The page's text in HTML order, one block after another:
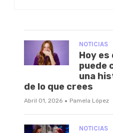
NOTICIAS
Hoy es
puede
una
de lo que crees
Abril 01, 2026 · Pamela López
NOTICIAS